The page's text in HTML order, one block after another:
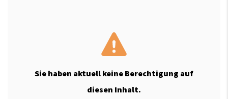
Sie haben aktuell keine Berechtigung auf
diesen Inhalt.